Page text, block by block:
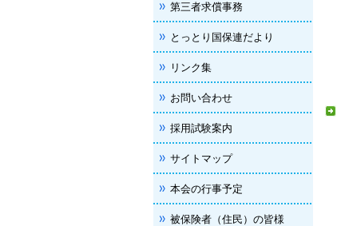
第三者求償事務
とっとり国保連だより
リンク集
お問い合わせ
採用試験案内
サイトマップ
本会の行事予定
被保険者（住民）の皆様